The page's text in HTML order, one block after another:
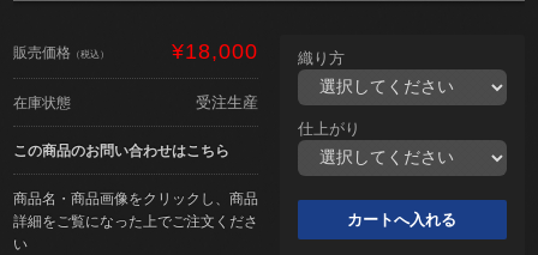
販売価格 （税込） ¥18,000
在庫状態 受注生産
この商品のお問い合わせはこちら
商品名・商品画像をクリックし、商品
詳細をご覧になった上でご注文くださ
い
織り方
仕上がり